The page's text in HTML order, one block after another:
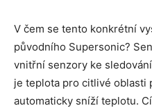
V čem se tento konkrétní
původního Supersonic?
vnitřní senzory ke
je teplota pro citlivé oblasti
automaticky sníží teplotu.